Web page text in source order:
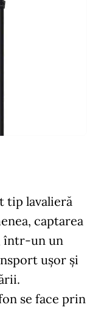
tip lavalieră
captarea
într-un un
ușor și
se face prin